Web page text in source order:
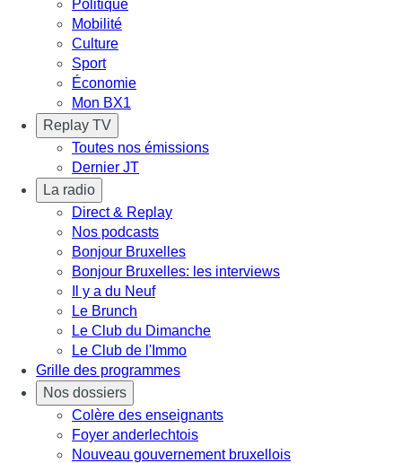
Politique
Mobilité
Culture
Sport
Économie
Mon BX1
Replay TV
Toutes nos émissions
Dernier JT
La radio
Direct & Replay
Nos podcasts
Bonjour Bruxelles
Bonjour Bruxelles: les interviews
Il y a du Neuf
Le Brunch
Le Club du Dimanche
Le Club de l'Immo
Grille des programmes
Nos dossiers
Colère des enseignants
Foyer anderlechtois
Nouveau gouvernement bruxellois